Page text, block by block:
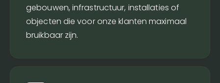
gebouwen, infrastructuur, installaties of
objecten die voor onze klanten maximaal
bruikbaar zijn.